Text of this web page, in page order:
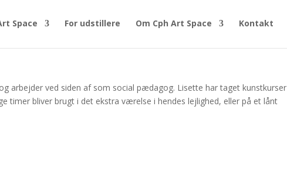
Space For udstillere Om Cph Art Space Kontakt
arbejder ved siden af som social pædagog. Lisette har taget kunstkurser
timer bliver brugt i det ekstra værelse i hendes lejlighed, eller på et lånt